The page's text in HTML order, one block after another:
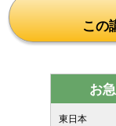
この
お
東日本